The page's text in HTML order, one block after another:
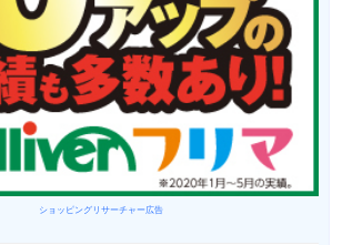
ショッピングリサーチャー広告